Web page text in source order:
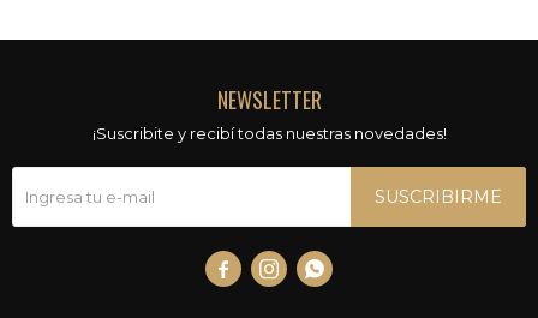
NEWSLETTER
¡Suscribite y recibí todas nuestras novedades!
SUSCRIBIRME
  